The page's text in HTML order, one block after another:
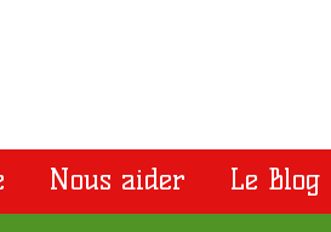
Nous aider Le Blog